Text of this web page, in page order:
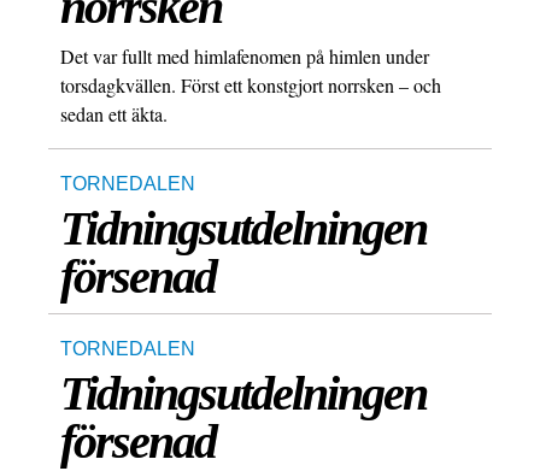
Det var fullt med himlafenomen på himlen under
torsdagkvällen. Först ett konstgjort norrsken – och
sedan ett äkta.
TORNEDALEN
Tidningsutdelningen
försenad
TORNEDALEN
Tidningsutdelningen
försenad